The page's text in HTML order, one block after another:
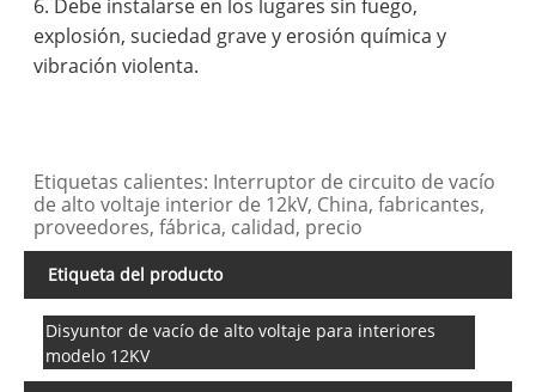
6. Debe instalarse en los lugares sin fuego,
explosión, suciedad grave y erosión química y
vibración violenta.
Etiquetas calientes: Interruptor de circuito de vacío
de alto voltaje interior de 12kV, China, fabricantes,
proveedores, fábrica, calidad, precio
Etiqueta del producto
Disyuntor de vacío de alto voltaje para interiores
modelo 12KV